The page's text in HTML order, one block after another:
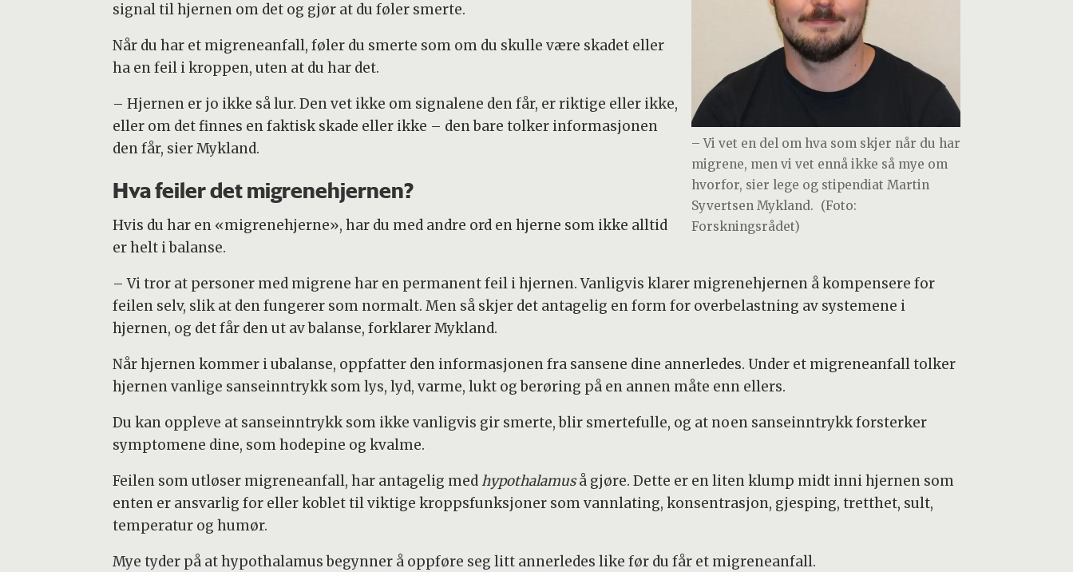
– Vi vet en del om hva som skjer når du har
migrene, men vi vet ennå ikke så mye om
hvorfor, sier lege og stipendiat Martin
Syvertsen Mykland. (Foto:
Forskningsrådet)
signal til hjernen om det og gjør at du føler smerte.
Når du har et migreneanfall, føler du smerte som om du skulle være skadet eller
ha en feil i kroppen, uten at du har det.
– Hjernen er jo ikke så lur. Den vet ikke om signalene den får, er riktige eller ikke,
eller om det finnes en faktisk skade eller ikke – den bare tolker informasjonen
den får, sier Mykland.
Hva feiler det migrenehjernen?
Hvis du har en «migrenehjerne», har du med andre ord en hjerne som ikke alltid
er helt i balanse.
– Vi tror at personer med migrene har en permanent feil i hjernen. Vanligvis klarer migrenehjernen å kompensere for
feilen selv, slik at den fungerer som normalt. Men så skjer det antagelig en form for overbelastning av systemene i
hjernen, og det får den ut av balanse, forklarer Mykland.
Når hjernen kommer i ubalanse, oppfatter den informasjonen fra sansene dine annerledes. Under et migreneanfall tolker
hjernen vanlige sanseinntrykk som lys, lyd, varme, lukt og berøring på en annen måte enn ellers.
Du kan oppleve at sanseinntrykk som ikke vanligvis gir smerte, blir smertefulle, og at noen sanseinntrykk forsterker
symptomene dine, som hodepine og kvalme.
Feilen som utløser migreneanfall, har antagelig med hypothalamuså gjøre. Dette er en liten klump midt inni hjernen som
enten er ansvarlig for eller koblet til viktige kroppsfunksjoner som vannlating, konsentrasjon, gjesping, tretthet, sult,
temperatur og humør.
Mye tyder på at hypothalamus begynner å oppføre seg litt annerledes like før du får et migreneanfall.